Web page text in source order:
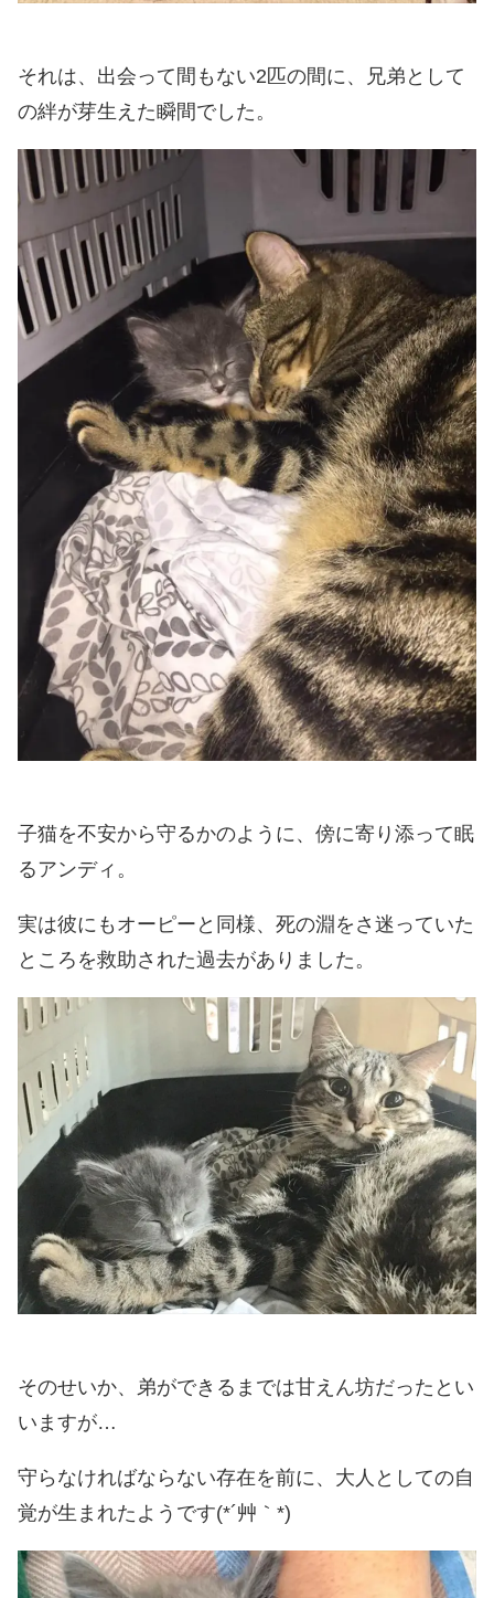
それは、出会って間もない2匹の間に、兄弟として
の絆が芽生えた瞬間でした。
子猫を不安から守るかのように、傍に寄り添って眠
るアンディ。
実は彼にもオーピーと同様、死の淵をさ迷っていた
ところを救助された過去がありました。
そのせいか、弟ができるまでは甘えん坊だったとい
いますが…
守らなければならない存在を前に、大人としての自
覚が生まれたようです(*´艸｀*)